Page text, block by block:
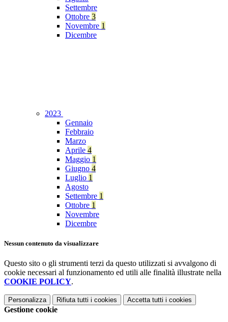
Settembre
Ottobre 3
Novembre 1
Dicembre
2023
Gennaio
Febbraio
Marzo
Aprile 4
Maggio 1
Giugno 4
Luglio 1
Agosto
Settembre 1
Ottobre 1
Novembre
Dicembre
Nessun contenuto da visualizzare
Questo sito o gli strumenti terzi da questo utilizzati si avvalgono di
cookie necessari al funzionamento ed utili alle finalità illustrate nella
COOKIE POLICY.
Personalizza Rifiuta tutti i cookies Accetta tutti i cookies
Gestione cookie